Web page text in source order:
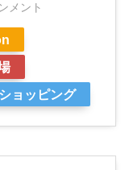
メント
ョッピング